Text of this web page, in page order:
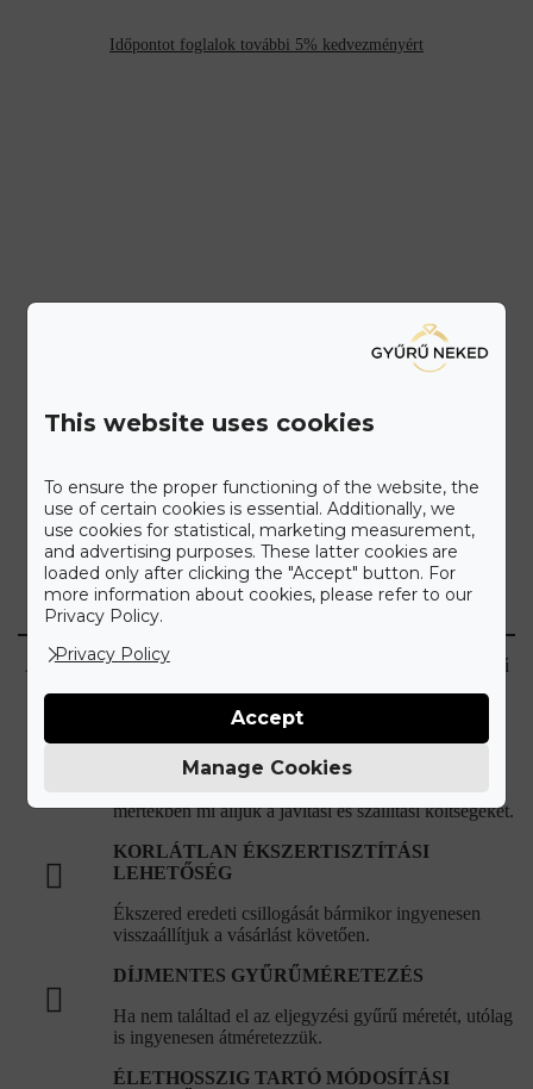
Időpontot foglalok további 5% kedvezményért
Ismerd meg a Gyűrű Neked
Care+ csomagot
A maximális kényelmet szem előtt tartva állítottuk össze a Gyűrű
HIBÁS, VAGY SÉRÜLT ÉKSZEREK
JAVÍTÁSA
mértékben mi álljuk a javítási és szállítási költségeket.
KORLÁTLAN ÉKSZERTISZTÍTÁSI
LEHETŐSÉG
Ékszered eredeti csillogását bármikor ingyenesen
visszaállítjuk a vásárlást követően.
DÍJMENTES GYŰRŰMÉRETEZÉS
Ha nem találtad el az eljegyzési gyűrű méretét, utólag
is ingyenesen átméretezzük.
ÉLETHOSSZIG TARTÓ MÓDOSÍTÁSI
This website uses cookies
To ensure the proper functioning of the website, the
use of certain cookies is essential. Additionally, we
use cookies for statistical, marketing measurement,
and advertising purposes. These latter cookies are
loaded only after clicking the "Accept" button. For
more information about cookies, please refer to our
Privacy Policy.
Privacy Policy
Manage Cookies
Accept